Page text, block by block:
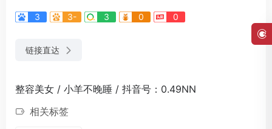
3 3- 3 0 0
链接直达
整容美女 / 小羊不晚睡 / 抖音号：0.49NN
相关标签